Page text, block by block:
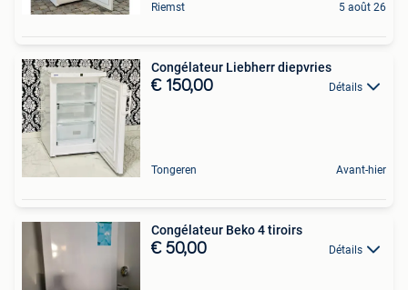
Riemst 5 août 26
Congélateur Liebherr diepvries
€ 150,00 Détails
Tongeren Avant-hier
Congélateur Beko 4 tiroirs
€ 50,00 Détails